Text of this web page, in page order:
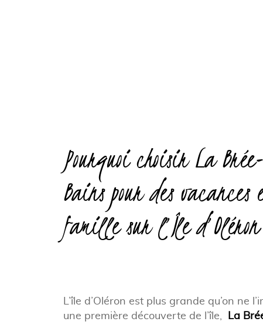
Pourquoi choisir La
Bains pour des vacances
famille sur l’Île
L’île d’Oléron est plus grande qu’on ne
une première découverte de l’île, La